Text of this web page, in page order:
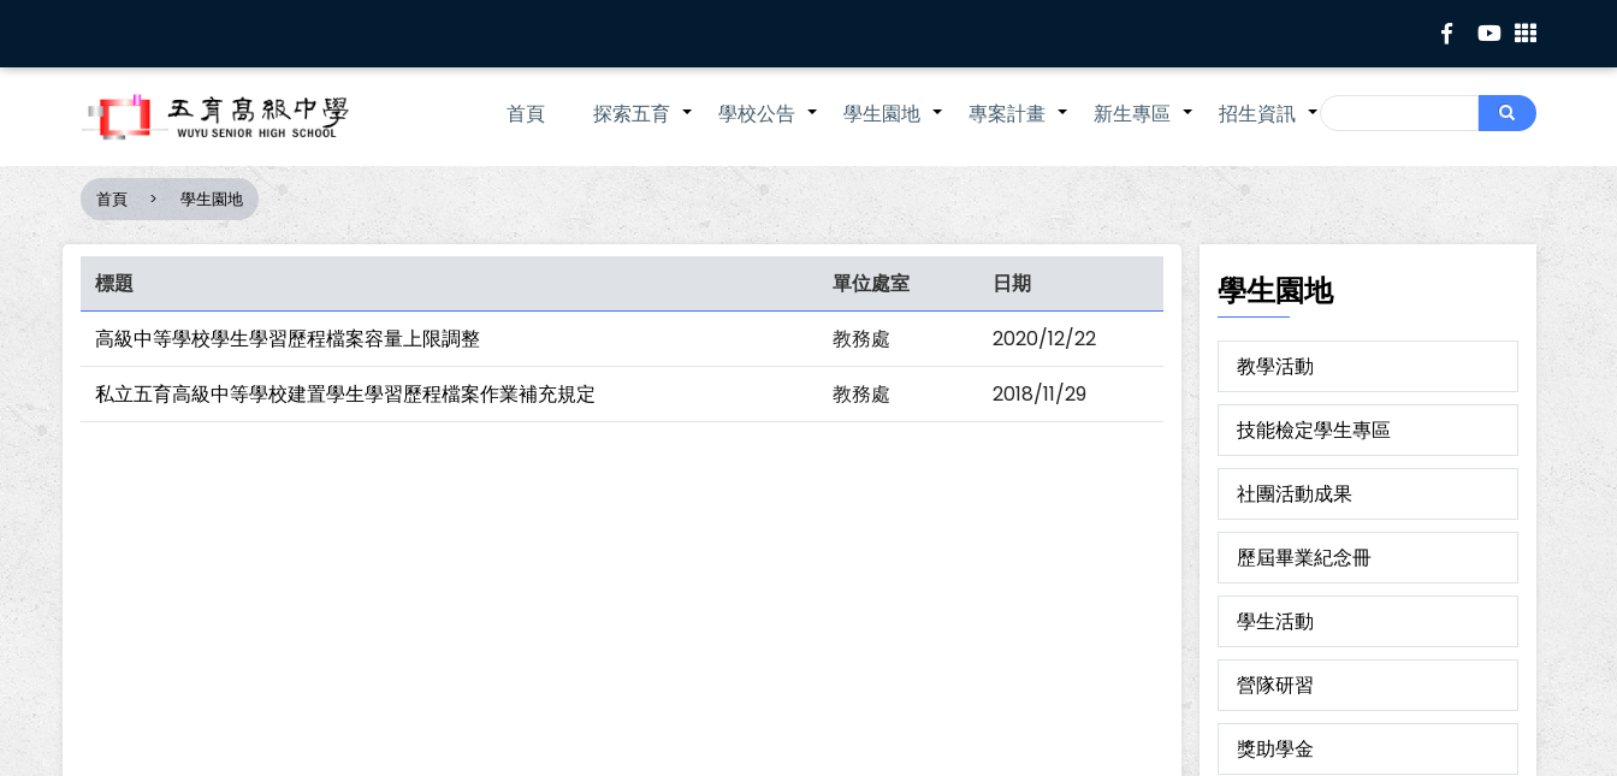
主
Search
Search
Main
navigation
首頁 +
探索五育 +
學校公告 +
學生園地 +
專案計畫 +
新生專區 +
招生資訊
導
航
連
結
首頁 學生園地
標題 單位處室
日期
高級中等學校學生學習歷程檔案容量上限調整
教務處
2020/12/22
私立五育高級中等學校建置學生學習歷程檔案作業補充規定
教務處 2018/11/29
學生園地
教學活動
技能檢定學生專區
社團活動成果
歷屆畢業紀念冊
學生活動
營隊研習
獎助學金